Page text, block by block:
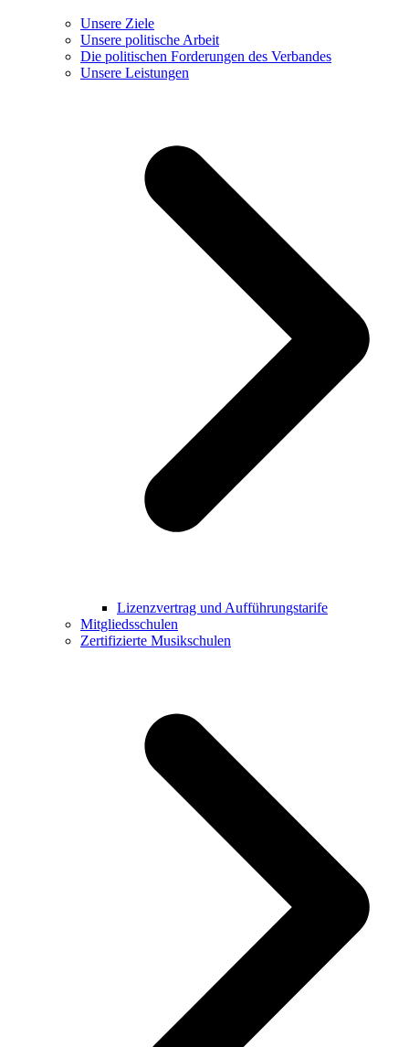
Unsere Ziele
Unsere politische Arbeit
Die politischen Forderungen des Verbandes
Unsere Leistungen
Lizenzvertrag und Aufführungstarife
Mitgliedsschulen
Zertifizierte Musikschulen